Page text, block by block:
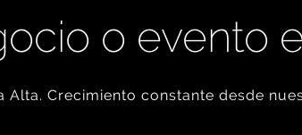
o evento
Crecimiento constante desde